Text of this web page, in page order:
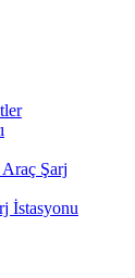
Şarj
İstasyonu